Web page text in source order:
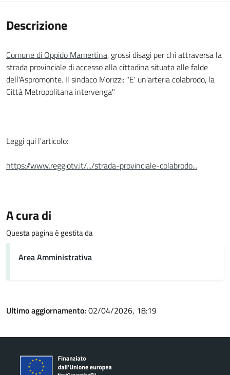
Descrizione
Comune di Oppido Mamertina, grossi disagi per chi attraversa la
strada provinciale di accesso alla cittadina situata alle falde
dell'Aspromonte. Il sindaco Morizzi: "E' un'arteria colabrodo, la
Città Metropolitana intervenga"
Leggi qui l'articolo:
https://www.reggiotv.it/.../strada-provinciale-colabrodo...
A cura di
Questa pagina è gestita da
Area Amministrativa
Ultimo aggiornamento: 02/04/2026, 18:19